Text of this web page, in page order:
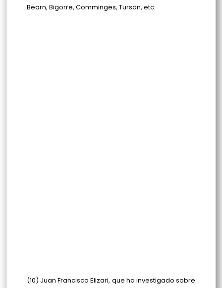
Bearn, Bigorre, Comminges, Tursan, etc.
(10) Juan Francisco Elizari, que ha investigado sobre